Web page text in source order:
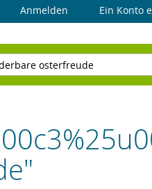
Anmelden Ein Konto